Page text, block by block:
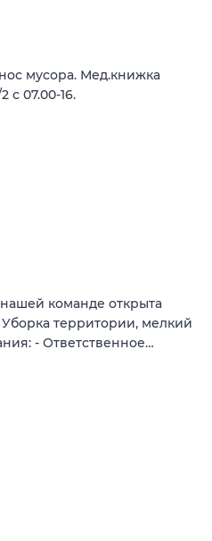
мусора. Мед.книжка
07.00-16.
команде открыта
территории, мелкий
- Ответственное…